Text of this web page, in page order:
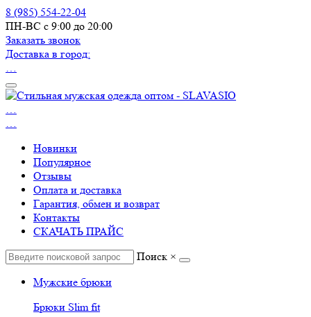
8 (985) 554-22-04
ПН-ВС с 9:00 до 20:00
Заказать звонок
Доставка в город:
…
…
…
Новинки
Популярное
Отзывы
Оплата и доставка
Гарантия, обмен и возврат
Контакты
СКАЧАТЬ ПРАЙС
Поиск ×
Мужские брюки
Брюки Slim fit